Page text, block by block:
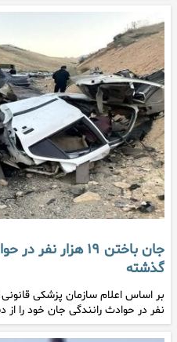
جان باختن ۱۹ هزار
گذشته
نفر در حوادث رانندگی جان خود را